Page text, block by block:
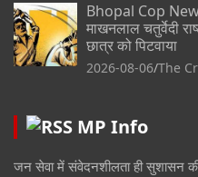
Bhopal Cop
माखनलाल चतुर्वेदी
छात्र को पिटवाया
2026-08-06 The
MP Info
जन सेवा में संवेदनशीलता ही सुशासन